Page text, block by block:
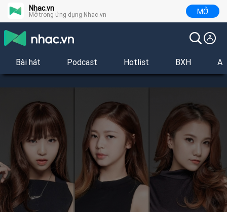
Nhac.vn
Mở trong ứng dụng Nhac.vn MỞ
Bài hát Podcast Hotlist BXH